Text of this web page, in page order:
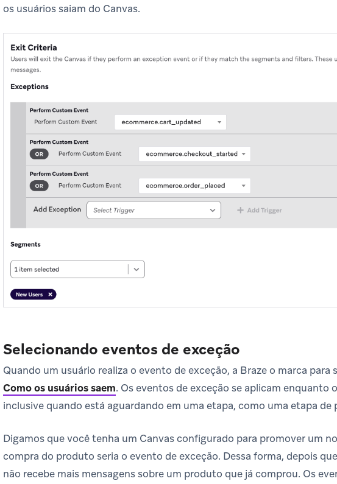
os usuários saiam do Canvas.
Selecionando eventos de exceção
Quando um usuário realiza o evento de exceção, a Braze o marca para
Como os usuários saem. Os eventos de exceção se aplicam enquanto
inclusive quando está aguardando em uma etapa, como uma etapa de
Digamos que você tenha um Canvas configurado para promover um
compra do produto seria o evento de exceção. Dessa forma, depois
não recebe mais mensagens sobre um produto que já comprou. Os